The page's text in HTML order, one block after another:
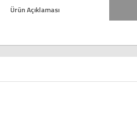
Ürün Açıklaması